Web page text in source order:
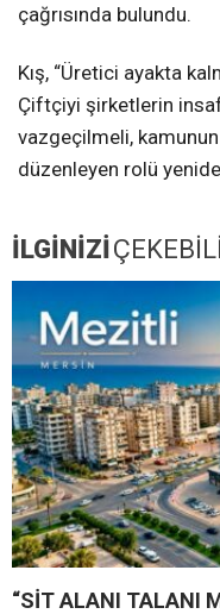
çağrısında bulundu.
Kış, “Üretici ayakta
Çiftçiyi şirketlerin
vazgeçilmeli,
düzenleyen rolü
İLGİNİZİ
“SİT ALANI TALANI